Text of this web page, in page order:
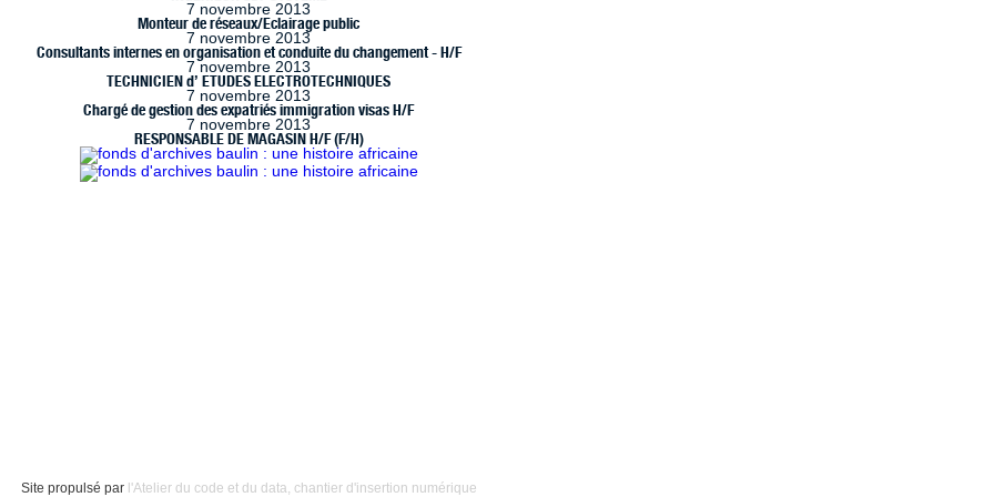
7 novembre 2013
Monteur de réseaux/Eclairage public
7 novembre 2013
Consultants internes en organisation et conduite du changement - H/F
7 novembre 2013
TECHNICIEN d’ ETUDES ELECTROTECHNIQUES
7 novembre 2013
Chargé de gestion des expatriés immigration visas H/F
7 novembre 2013
RESPONSABLE DE MAGASIN H/F (F/H)
Site propulsé par l'Atelier du code et du data, chantier d'insertion numérique